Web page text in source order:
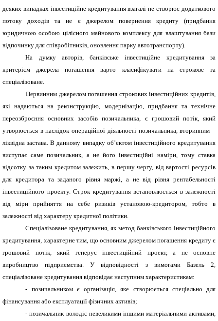
деяких випадках інвестиційне кредитування взагалі не створює додаткового
потоку доходів та не є джерелом повернення кредиту (придбання
юридичною особою цілісного майнового комплексу для влаштування бази
відпочинку для співробітників, оновлення парку автотранспорту).
На думку авторів, банківське інвестиційне кредитування за
критерієм джерела погашення варто класифікувати на строкове та
спеціалізоване.
Первинним джерелом погашення строкових інвестиційних кредитів,
які надаються на реконструкцію, модернізацію, придбання та технічне
переозброєння основних засобів позичальника, є грошовий потік, який
утворюється в наслідок операційної діяльності позичальника, вторинним –
ліквідна застава. В данному випадку об’єктом інвестиційного кредитування
виступає саме позичальник, а не його інвестиційні наміри, тому ставка
відсотку за таким кредитом залежить, в першу чергу, від вартості ресурсів
для кредитора та заданого рівня маржі, а не від рівня рентабельності
інвестиційного проекту. Строк кредитування встановлюється в залежності
від міри прийняття на себе ризиків установою-кредитором, тобто в
залежності від характеру кредитної політики.
Спеціалізоване кредитування, як метод банківського інвестиційного
кредитування, характерне тим, що основним джерелом погашення кредиту є
грошовий потік, який генерує інвестиційний проект, а не основне
виробництво підприємства. У відповідності з вимогами Базель 2,
спеціалізоване кредитування відповідає наступним характеристикам:
- позичальником є організація, яке створюється спеціально для
фінансування або експлуатації фізичних активів;
- позичальник володіє невеликими іншими матеріальними активами,